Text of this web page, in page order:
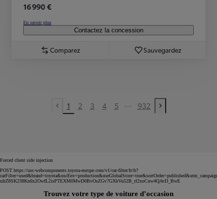
16 990 €
En savoir plus
Contactez la concession
Comparez Sauvegardez
Previous page
1 2 3 4 5 ... 932
Next page
Forced client side injection
POST https://usc-webcomponents.toyota-europe.com/v1/car-filter/fr/fr?
uIrZ8SK238Kn6x2OwfL2isPTEXM0MwD0BvOsZGv7GXbVu52B_rl2xoCnw4QAvD_BwE
Trouvez votre type de voiture d’occasion